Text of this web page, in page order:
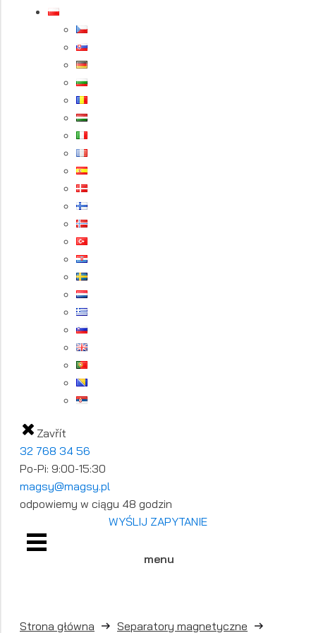
Zavřít
32 768 34 56
Po-Pi: 9:00-15:30
magsy@magsy.pl
odpowiemy w ciągu 48 godzin
WYŚLIJ ZAPYTANIE
menu
Strona główna Separatory magnetyczne